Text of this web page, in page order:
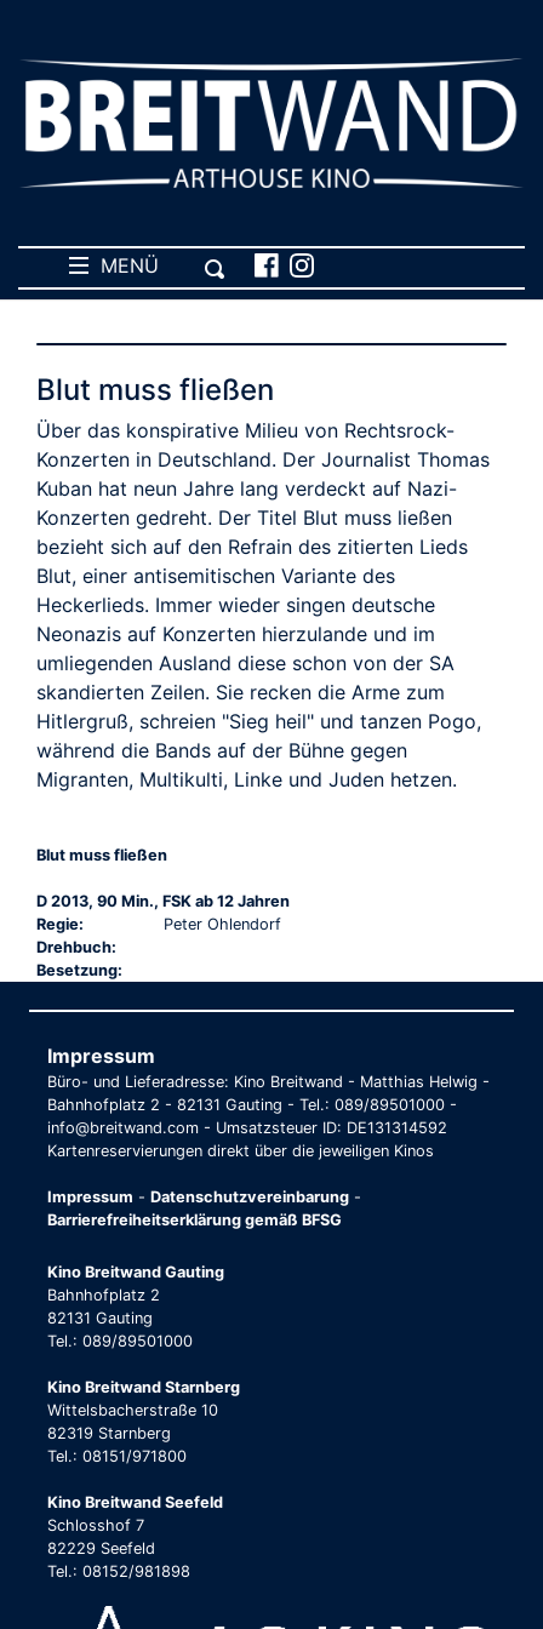
MENÜ
Blut muss fließen
Über das konspirative Milieu von Rechtsrock-
Konzerten in Deutschland. Der Journalist Thomas
Kuban hat neun Jahre lang verdeckt auf Nazi-
Konzerten gedreht. Der Titel Blut muss ließen
bezieht sich auf den Refrain des zitierten Lieds
Blut, einer antisemitischen Variante des
Heckerlieds. Immer wieder singen deutsche
Neonazis auf Konzerten hierzulande und im
umliegenden Ausland diese schon von der SA
skandierten Zeilen. Sie recken die Arme zum
Hitlergruß, schreien "Sieg heil" und tanzen Pogo,
während die Bands auf der Bühne gegen
Migranten, Multikulti, Linke und Juden hetzen.
Blut muss fließen
D 2013, 90 Min., FSK ab 12 Jahren
Regie:
Peter Ohlendorf
Drehbuch:
Besetzung:
Impressum
Büro- und Lieferadresse: Kino Breitwand - Matthias Helwig -
Bahnhofplatz 2 - 82131 Gauting - Tel.: 089/89501000 -
info@breitwand.com - Umsatzsteuer ID: DE131314592
Kartenreservierungen direkt über die jeweiligen Kinos
Impressum - Datenschutzvereinbarung -
Barrierefreiheitserklärung gemäß BFSG
Kino Breitwand Gauting
Bahnhofplatz 2
82131 Gauting
Tel.: 089/89501000
Kino Breitwand Starnberg
Wittelsbacherstraße 10
82319 Starnberg
Tel.: 08151/971800
Kino Breitwand Seefeld
Schlosshof 7
82229 Seefeld
Tel.: 08152/981898